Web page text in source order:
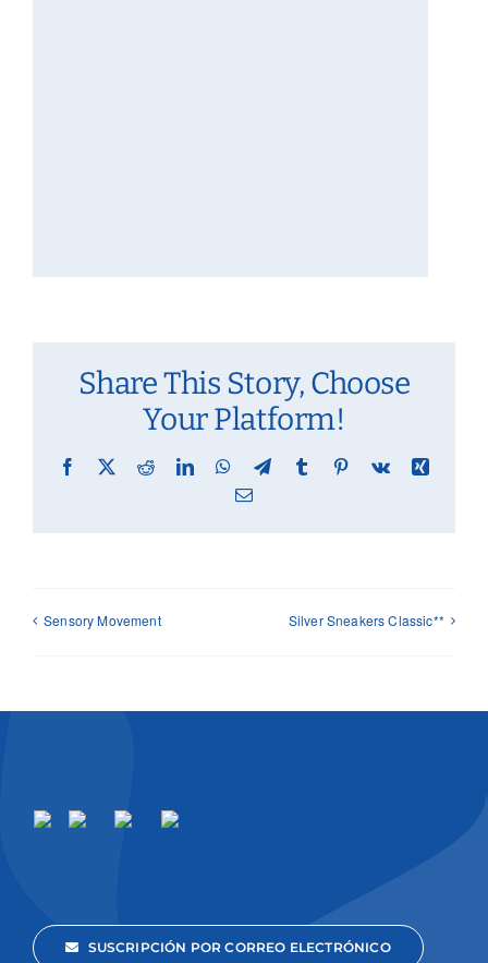
Share This Story, Choose
Your Platform!
Facebook
X RedditLinkedInWhatsApp
TelegramTumblr Pinterest
Vk
Xing
Email
Sensory Movement Silver Sneakers Classic**
SUSCRIPCIÓN POR CORREO ELECTRÓNICO